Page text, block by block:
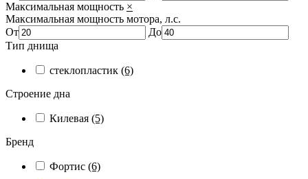
Максимальная мощность ×
Максимальная мощность мотора, л.с.
От
До
Тип днища
стеклопластик (6)
Строение дна
Килевая (5)
Бренд
Фортис (6)